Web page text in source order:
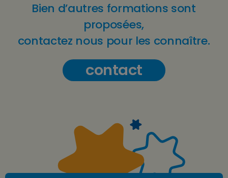
Bien d’autres formations sont
proposées,
contactez nous pour les connaître.
contact